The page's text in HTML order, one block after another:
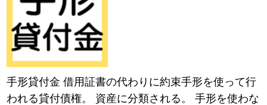
手形貸付金 借用証書の代わりに約束手形を使って行
われる貸付債権。 資産に分類される。 手形を使わな